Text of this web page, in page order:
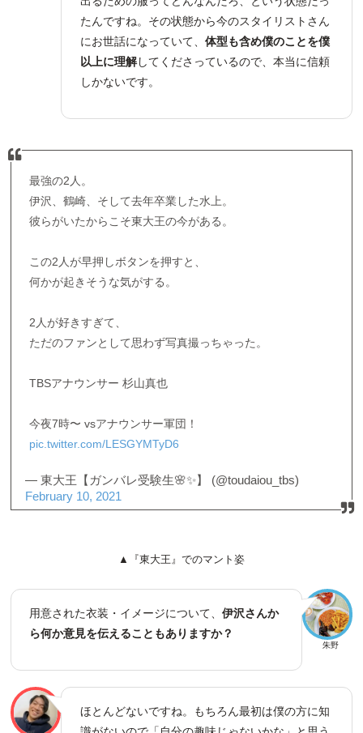
たんですね。その状態から今のスタイリストさん
にお世話になっていて、 体型も含め僕のことを僕
以上に理解してくださっているので、本当に信頼
しかないです。
最強の2人。
伊沢、鶴崎、そして去年卒業した水上。
彼らがいたからこそ東大王の今がある。
この2人が早押しボタンを押すと、
何かが起きそうな気がする。
2人が好きすぎて、
ただのファンとして思わず写真撮っちゃった。
TBSアナウンサー 杉山真也
今夜7時〜 vsアナウンサー軍団！
pic.twitter.com/LESGYMTyD6
— 東大王【ガンバレ受験生🌸✨】 (@toudaiou_tbs)
February 10, 2021
▲『東大王』でのマント姿
朱野
用意された衣装・イメージについて、伊沢さんか
ら何か意見を伝えることもありますか？
ほとんどないですね。もちろん最初は僕の方に知